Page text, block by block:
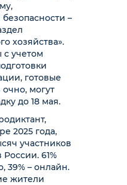
–
хозяйства».
с учетом
готовые
могут
до 18 мая.
2025 года,
участников
61%
39% – онлайн.
жители